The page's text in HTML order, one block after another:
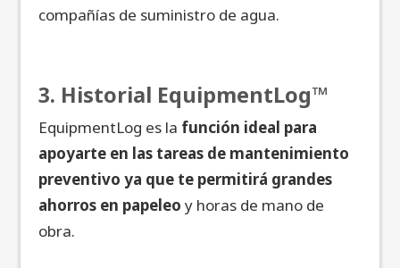
compañías de suministro de agua.
3. Historial EquipmentLog™
EquipmentLog es la función ideal para
apoyarte en las tareas de mantenimiento
preventivo ya que te permitirá grandes
ahorros en papeleo y horas de mano de
obra.